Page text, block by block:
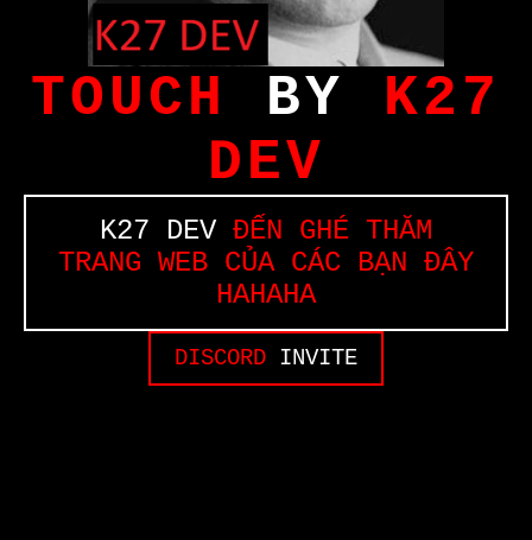
TOUCH BY K27
DEV
K27 DEVĐẾN GHÉ THĂM
TRANG WEB CỦA CÁC BẠN ĐÂY
HAHAHA
DISCORD INVITE